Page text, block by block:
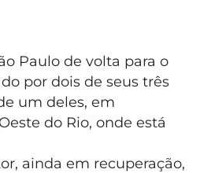
Paulo de volta para o
por dois de seus três
um deles, em
do Rio, onde está
ainda em recuperação,